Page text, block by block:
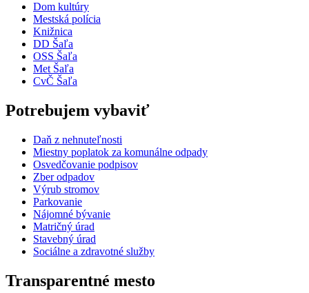
Dom kultúry
Mestská polícia
Knižnica
DD Šaľa
OSS Šaľa
Met Šaľa
CvČ Šaľa
Potrebujem vybaviť
Daň z nehnuteľnosti
Miestny poplatok za komunálne odpady
Osvedčovanie podpisov
Zber odpadov
Výrub stromov
Parkovanie
Nájomné bývanie
Matričný úrad
Stavebný úrad
Sociálne a zdravotné služby
Transparentné mesto